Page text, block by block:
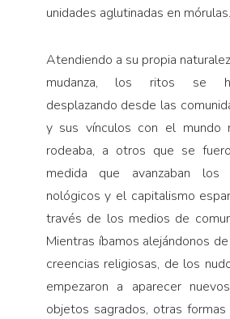
Turismo accidental
Vidas paralelas
Voces y lecturas
unidades aglutinadas en mórulas.
Atendiendo a su propia
mudanza, los ritos se
desplazando des­de las
y sus vínculos con el mundo
rodeaba, a otros que se
medida que avanzaban
nológicos y el capitalismo
través de los medios de
Mientras íba­mos alejándonos
creencias religio­sas, de los
empezaron a aparecer
objetos sagrados, otras